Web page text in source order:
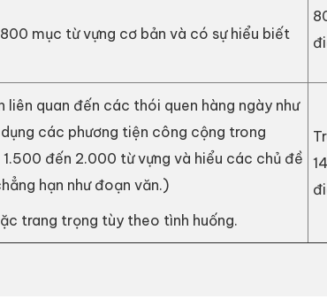
mục từ vựng cơ bản và có sự hiểu biết
quan đến các thói quen hàng ngày như
các phương tiện công cộng trong
đến 2.000 từ vựng và hiểu các chủ đề
hạn như đoạn văn.)
trang trọng tùy theo tình huống.